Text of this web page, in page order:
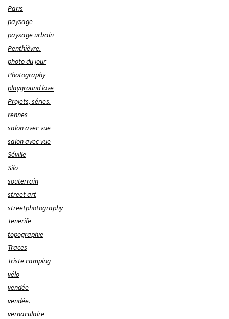
Paris
paysage
paysage urbain
Penthièvre.
photo du jour
Photography
playground love
Projets, séries.
rennes
salon avec vue
salon avec vue
Séville
Silo
souterrain
street art
streetphotography
Tenerife
topographie
Traces
Triste camping
vélo
vendée
vendée.
vernaculaire